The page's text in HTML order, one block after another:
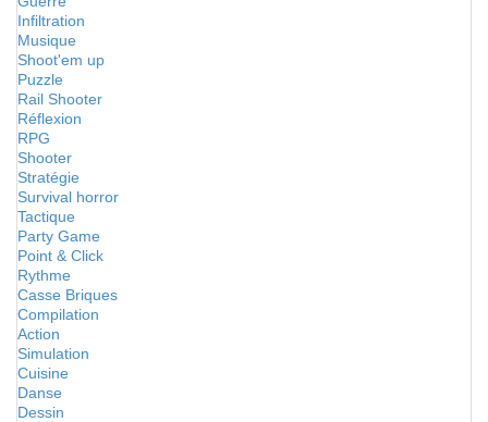
Infiltration
Musique
Shoot'em up
Puzzle
Rail Shooter
Réflexion
RPG
Shooter
Stratégie
Survival horror
Tactique
Party Game
Point & Click
Rythme
Casse Briques
Compilation
Action
Simulation
Cuisine
Danse
Dessin